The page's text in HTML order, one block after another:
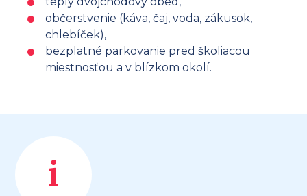
občerstvenie (káva, čaj, voda, zákusok,
chlebíček),
bezplatné parkovanie pred školiacou
miestnosťou a v blízkom okolí.
i